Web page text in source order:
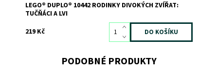
LEGO® DUPLO® 10442 RODINKY DIVOKÝCH ZVÍŘAT:
TUČŇÁCI A LVI
219 Kč
PODOBNÉ PRODUKTY